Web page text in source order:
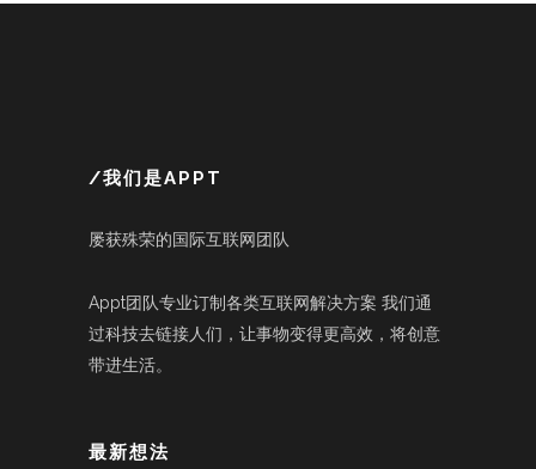
/我们是APPT
屡获殊荣的国际互联网团队
Appt团队专业订制各类互联网解决方案 我们通
过科技去链接人们，让事物变得更高效，将创意
带进生活。
最新想法